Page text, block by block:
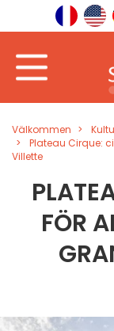
Välkommen
Plateau Cirque:
Villette
FÖR